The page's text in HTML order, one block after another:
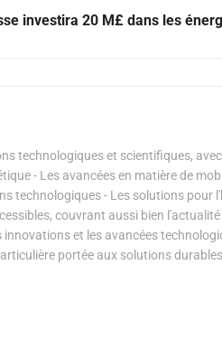
investira 20 M£ dans les
technologiques et scientifiques,
- Les avancées en matière de
technologiques - Les solutions pour
couvrant aussi bien
et les avancées
portée aux solutions